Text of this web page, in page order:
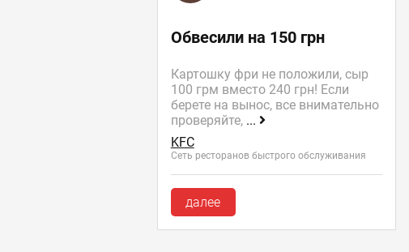
Обвесили на 150 грн
Картошку фри не положили, сыр
100 грм вместо 240 грн! Если
берете на вынос, все внимательно
проверяйте, ...
KFC
Сеть ресторанов быстрого обслуживания
далее